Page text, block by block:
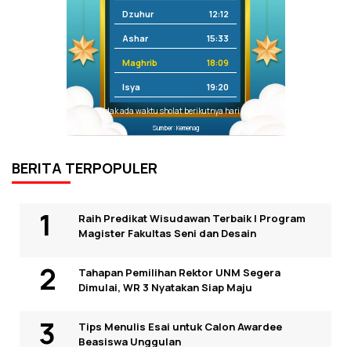
Dzuhur 12:12
Ashar 15:33
Maghrib 18:09
Isya 19:20
Tidak ada waktu sholat berikutnya hari ini.
Sumber: Kemenag
BERITA TERPOPULER
Raih Predikat Wisudawan Terbaik I Program
Magister Fakultas Seni dan Desain
Tahapan Pemilihan Rektor UNM Segera
Dimulai, WR 3 Nyatakan Siap Maju
Tips Menulis Esai untuk Calon Awardee
Beasiswa Unggulan